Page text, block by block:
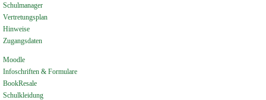
Schulmanager
Vertretungsplan
Hinweise
Zugangsdaten
Moodle
Infoschriften & Formulare
BookResale
Schulkleidung